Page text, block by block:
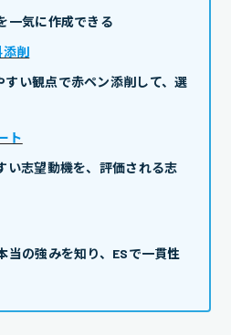
一気に作成できる
添削
い観点で赤ペン添削して、選
ト
い志望動機を、評価される志
当の強みを知り、ESで一貫性